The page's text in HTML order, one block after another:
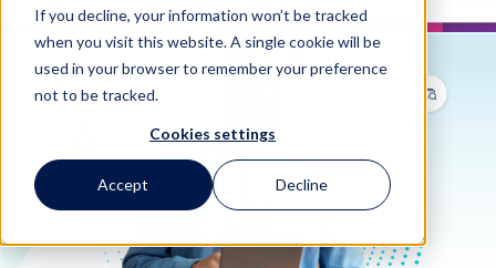
If you decline, your information won’t be tracked
when you visit this website. A single cookie will be
used in your browser to remember your preference
not to be tracked.
Cookies settings
Accept Decline